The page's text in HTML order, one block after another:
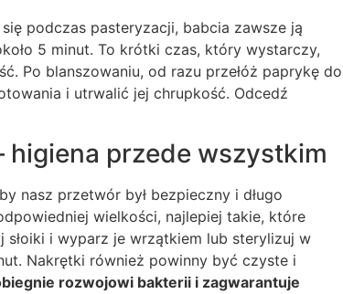
podczas pasteryzacji, babcia zawsze ją
5 minut. To krótki czas, który wystarczy,
Po blanszowaniu, od razu przełóż paprykę do
i utrwalić jej chrupkość. Odcedź
higiena przede wszystkim
nasz przetwór był bezpieczny i długo
wielkości, najlepiej takie, które
słoiki i wyparz je wrzątkiem lub sterylizuj w
Nakrętki również powinny być czyste i
rozwojowi bakterii i zagwarantuje